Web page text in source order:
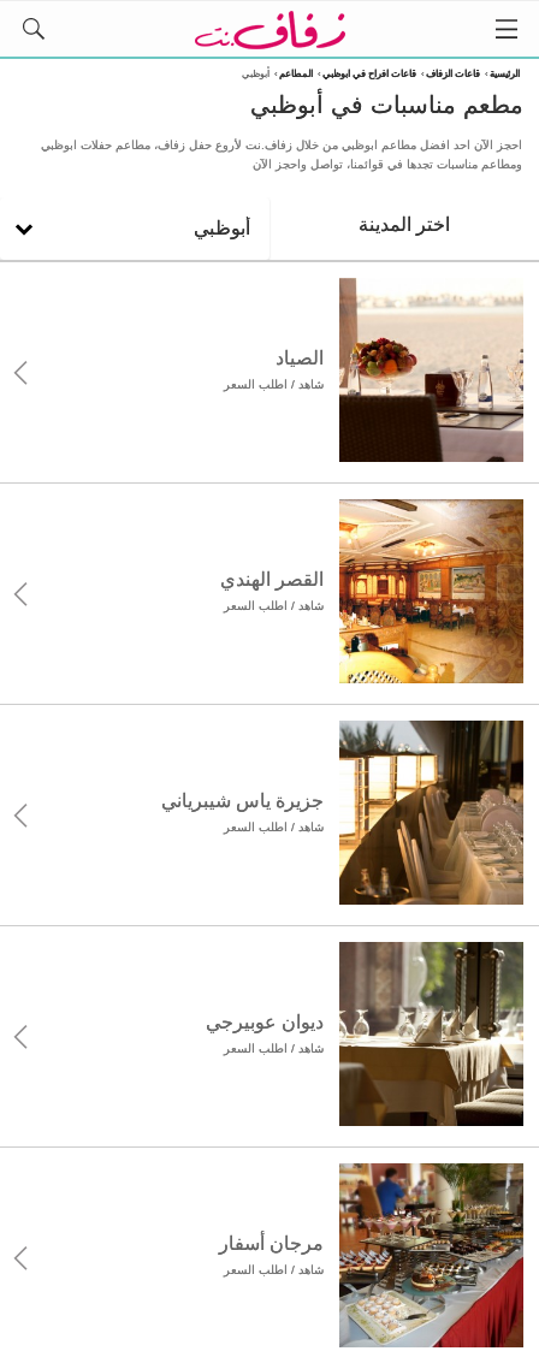
الرئيسية› قاعات الزفاف› قاعات افراح في ابوظبي› المطاعم › أبوظبي
مطعم مناسبات في أبوظبي
احجز الآن احد افضل مطاعم ابوظبي من خلال زفاف.نت لأروع حفل زفاف، مطاعم حفلات ابوظبي
ومطاعم مناسبات تجدها في قوائمنا، تواصل واحجز الآن
اختر المدينة أبوظبي
الصياد
شاهد / اطلب السعر
القصر الهندي
شاهد / اطلب السعر
جزيرة ياس شيبرياني
شاهد / اطلب السعر
ديوان عوبيرجي
شاهد / اطلب السعر
مرجان أسفار
شاهد / اطلب السعر